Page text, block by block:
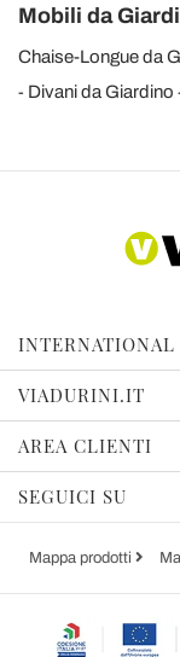
Mobili da
Chaise-Longue da
Divani da Giardino
INTERNATIONAL
VIADURINI.IT
AREA CLIENTI
SEGUICI SU
Mappa prodotti